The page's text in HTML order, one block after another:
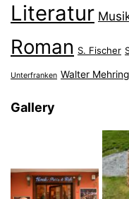
Literatur
Roman S. Fischer
Unterfranken Walter Mehring
Gallery